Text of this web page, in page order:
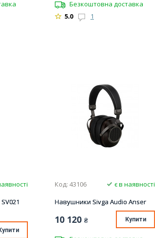
Безкоштовна доставка
5.0
1
Код: 43106
є в наявності
Навушники Sivga Audio Anser
10 120 ₴ Купити